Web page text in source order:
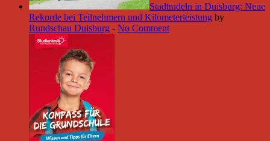
Stadtradeln in Duisburg: Neue
Rekorde bei Teilnehmern und Kilometerleistung by
Rundschau Duisburg - No Comment